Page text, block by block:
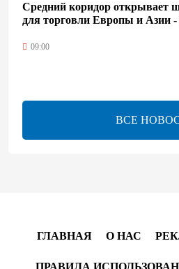
Средний коридор открывает
для торговли Европы и Азии
09:00
платежи превращаются в
Эмир Катара обсудил с
ВСЕ
ГЛАВНАЯ О НАС